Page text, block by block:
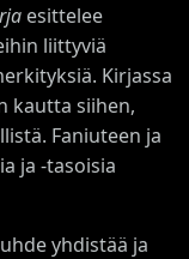
esittelee
liittyviä
Kirjassa
kautta siihen,
Faniuteen ja
ja -tasoisia
yhdistää ja